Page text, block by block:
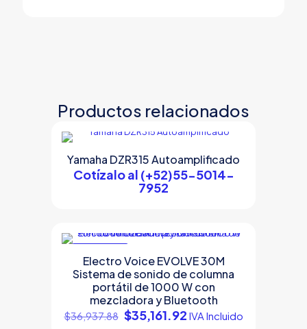
Productos relacionados
Yamaha DZR315 Autoamplificado
Cotízalo al (+52)55-5014-
7952
Electro Voice EVOLVE 30M
Sistema de sonido de columna
portátil de 1000 W con
mezcladora y Bluetooth
$36,937.88 Original
$35,161.92Current
IVA Incluido